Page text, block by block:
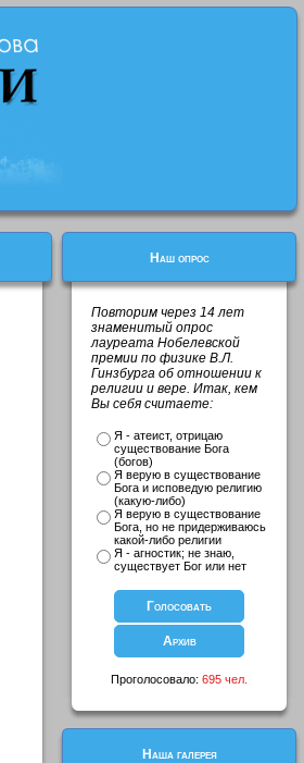
Наш опрос
Повторим через 14 лет
знаменитый опрос
лауреата Нобелевской
премии по физике В.Л.
Гинзбурга об отношении к
религии и вере. Итак, кем
Вы себя считаете:
Я - атеист, отрицаю
существование Бога
(богов)
Я верую в существование
Бога и исповедую религию
(какую-либо)
Я верую в существование
Бога, но не придерживаюсь
какой-либо религии
Я - агностик; не знаю,
существует Бог или нет
Проголосовало: 695 чел.
Наша галерея